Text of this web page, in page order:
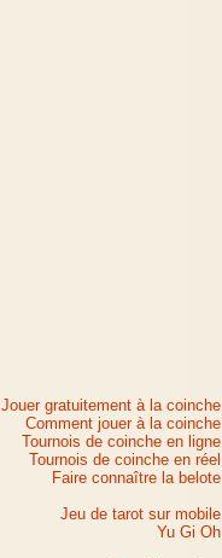
Jouer gratuitement à la coinche
Comment jouer à la coinche
Tournois de coinche en ligne
Tournois de coinche en réel
Faire connaître la belote
Jeu de tarot sur mobile
Yu Gi Oh